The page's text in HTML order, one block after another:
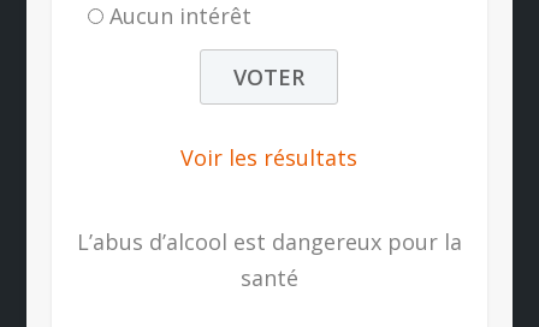
Aucun intérêt
Voir les résultats
L’abus d’alcool est dangereux pour la
santé